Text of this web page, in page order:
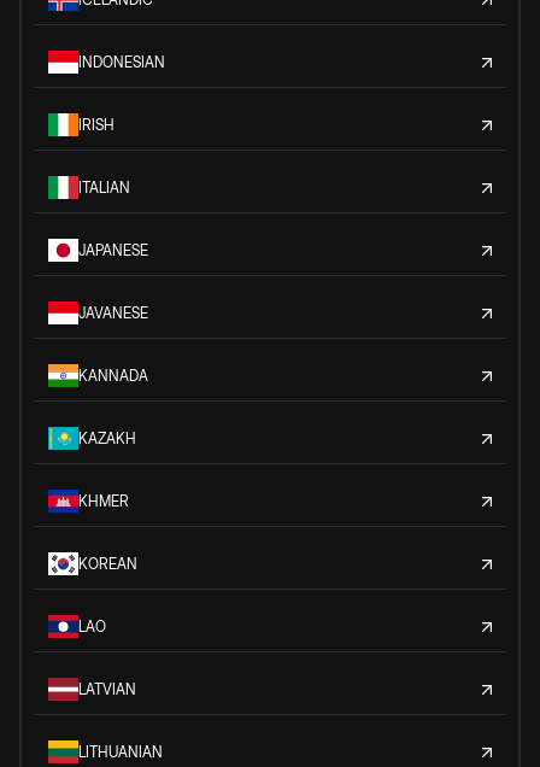
INDONESIAN
IRISH
ITALIAN
JAPANESE
JAVANESE
KANNADA
KAZAKH
KHMER
KOREAN
LAO
LATVIAN
LITHUANIAN